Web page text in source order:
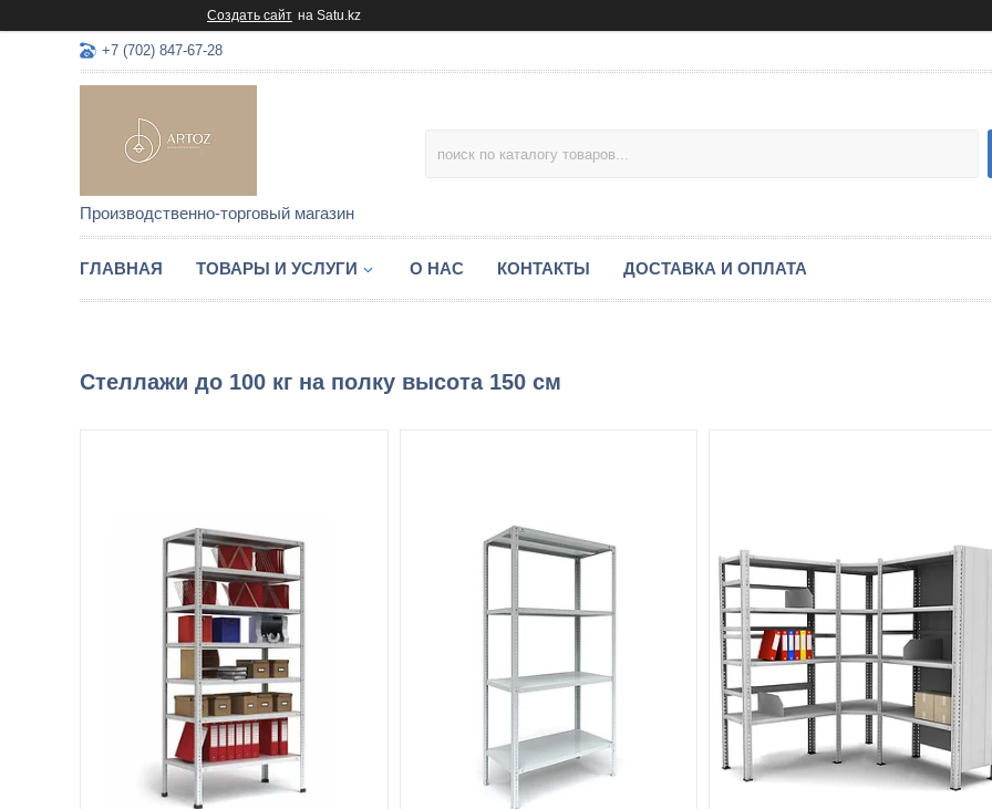
Создать сайт на Satu.kz
+7 (702) 847-67-28
Производственно-торговый магазин
ГЛАВНАЯ ТОВАРЫ И УСЛУГИ О НАС КОНТАКТЫ ДОСТАВКА И ОПЛАТА
Стеллажи до 100 кг на полку высота 150 см